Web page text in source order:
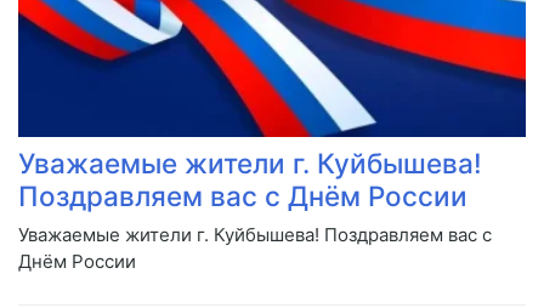
Уважаемые жители г. Куйбышева!
Поздравляем вас с Днём России
Уважаемые жители г. Куйбышева! Поздравляем вас с
Днём России